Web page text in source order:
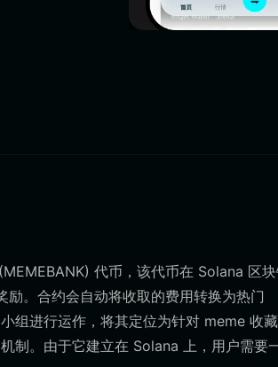
代币，该代币在 Solana 区
。合约会自动将收取的费用转换为热门
组进行运作，将其定位为针对 meme 收
制。由于它建立在 Solana 上，用户需要